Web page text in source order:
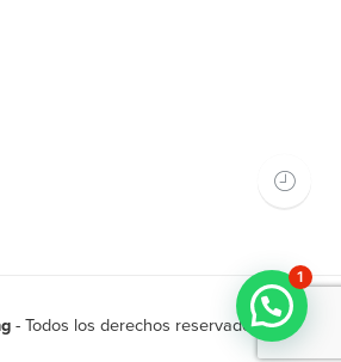
- Todos los derechos reservados!
1